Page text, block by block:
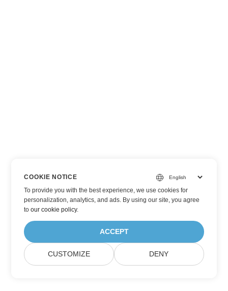
COOKIE NOTICE
To provide you with the best experience, we use cookies for
personalization, analytics, and ads. By using our site, you agree
toour cookie policy.
ACCEPT
CUSTOMIZE DENY